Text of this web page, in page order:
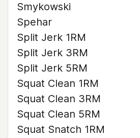
Smykowski
Spehar
Split Jerk 1RM
Split Jerk 3RM
Split Jerk 5RM
Squat Clean 1RM
Squat Clean 3RM
Squat Clean 5RM
Squat Snatch 1RM